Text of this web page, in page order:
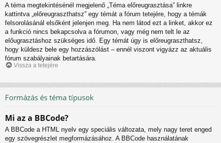
A téma megtekintésénél megjelenő „Téma előreugrasztása” linkre
kattintva „előreugraszthatsz” egy témát a fórum tetejére, hogy a témák
felsorolásánál elsőként jelenjen meg. Ha nem látod ezt a linket, akkor ez
a funkció nincs bekapcsolva a fórumon, vagy még nem telt le az
előugrasztáshoz szükséges idő. Egy témát úgy is előreugraszthatsz,
hogy küldesz bele egy hozzászólást – ennél viszont vigyázz az aktuális
fórum szabályainak betartására.
Vissza a tetejére
Formázás és téma típusok
Mi az a BBCode?
A BBCode a HTML nyelv egy speciális változata, mely nagy teret enged
egy szövegrészlet megformázásához. A BBCode használatának